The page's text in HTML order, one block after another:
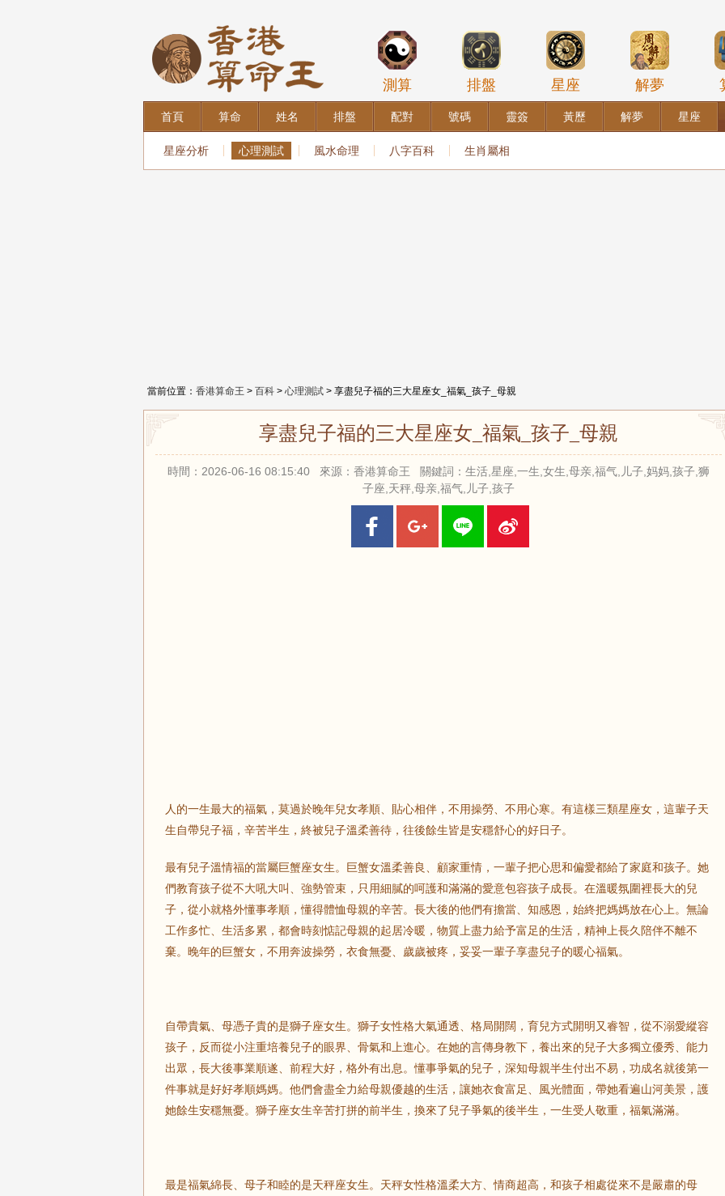
測算 排盤 星座 解夢
首頁 算命 姓名 排盤 配對 號碼 靈簽 黃歷 解夢 星座
星座分析 心理測試 風水命理 八字百科 生肖屬相
當前位置： 香港算命王 > 百科 > 心理測試 > 享盡兒子福的三大星座女_福氣_孩子_母親
享盡兒子福的三大星座女_福氣_孩子_母親
時間：2026-06-16 08:15:40 來源：香港算命王 關鍵詞：生活,星座,一生,女生,母亲,福气,儿子,妈妈,孩子,狮
子座,天秤,母亲,福气,儿子,孩子
人的一生最大的福氣，莫過於晚年兒女孝順、貼心相伴，不用操勞、不用心寒。有這樣三類星座女，這輩子天
生自帶兒子福，辛苦半生，終被兒子溫柔善待，往後餘生皆是安穩舒心的好日子。
最有兒子溫情福的當屬巨蟹座女生。巨蟹女溫柔善良、顧家重情，一輩子把心思和偏愛都給了家庭和孩子。她
們教育孩子從不大吼大叫、強勢管束，只用細膩的呵護和滿滿的愛意包容孩子成長。在溫暖氛圍裡長大的兒
子，從小就格外懂事孝順，懂得體恤母親的辛苦。長大後的他們有擔當、知感恩，始終把媽媽放在心上。無論
工作多忙、生活多累，都會時刻惦記母親的起居冷暖，物質上盡力給予富足的生活，精神上長久陪伴不離不
棄。晚年的巨蟹女，不用奔波操勞，衣食無憂、歲歲被疼，妥妥一輩子享盡兒子的暖心福氣。
自帶貴氣、母憑子貴的是獅子座女生。獅子女性格大氣通透、格局開闊，育兒方式開明又睿智，從不溺愛縱容
孩子，反而從小注重培養兒子的眼界、骨氣和上進心。在她的言傳身教下，養出來的兒子大多獨立優秀、能力
出眾，長大後事業順遂、前程大好，格外有出息。懂事爭氣的兒子，深知母親半生付出不易，功成名就後第一
件事就是好好孝順媽媽。他們會盡全力給母親優越的生活，讓她衣食富足、風光體面，帶她看遍山河美景，護
她餘生安穩無憂。獅子座女生辛苦打拼的前半生，換來了兒子爭氣的後半生，一生受人敬重，福氣滿滿。
最是福氣綿長、母子和睦的是天秤座女生。天秤女性格溫柔大方、情商超高，和孩子相處從來不是嚴肅的母